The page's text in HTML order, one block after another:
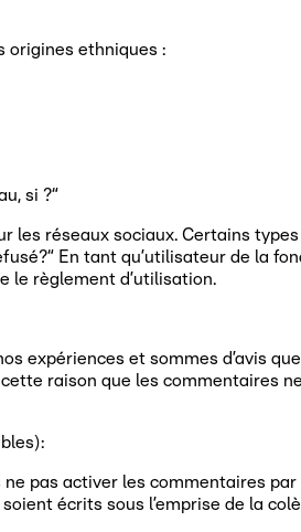
origines ethniques :
si ?“
les réseaux sociaux. Certains
En tant qu’utilisateur de la
le règlement d’utilisation.
expériences et sommes d’avis
raison que les commentaires
ne pas activer les commentaires
écrits sous l’emprise de la